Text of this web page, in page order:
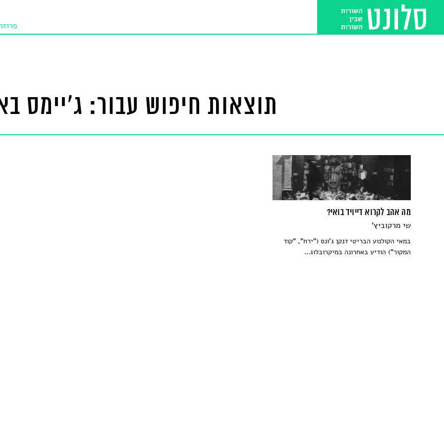
תוצאות חיפוש עבור: ג'יימס
מה אהב לקרוא דייויד בואי?
שי מרקוביץ'
במאי הקולנוע הבריטי דנקן ג'ונס ("ירח", "קוד
המקור") הודיע באחרונה במיקרובלוג...